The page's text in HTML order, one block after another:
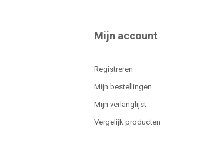
Mijn account
Registreren
Mijn bestellingen
Mijn verlanglijst
Vergelijk producten